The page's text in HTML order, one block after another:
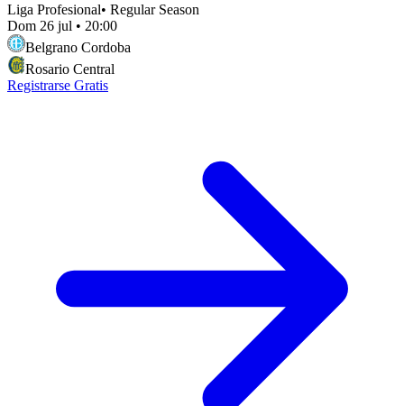
Liga Profesional• Regular Season
Dom 26 jul • 20:00
Belgrano Cordoba
Rosario Central
Registrarse Gratis